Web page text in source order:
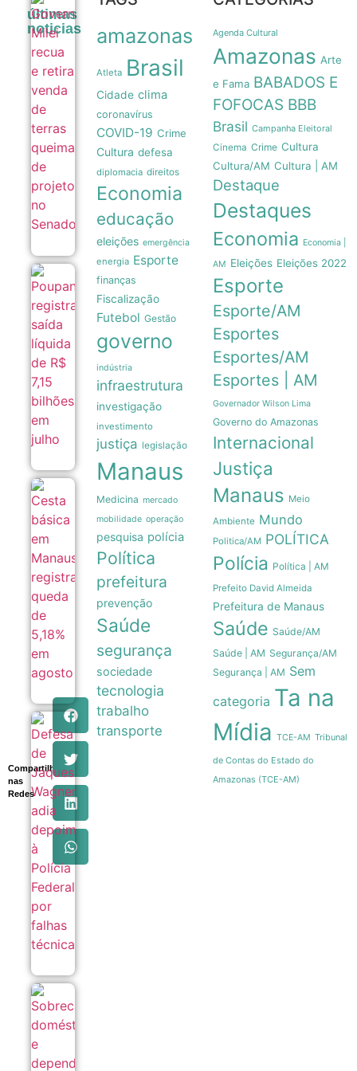
Compartilhe
nas
Redes
últimas
noticias
Governo
e retira
venda de
queimadas
no Senado
Poupança
saída
líquida de
bilhões
em julho
07/08
básica
em
registra
queda
5,18%
agosto
07/08
Defesa de
Jaques
depoimento
à Polícia
falhas
técnicas
amazonas
Atleta Brasil
Cidade clima
coronavírus
COVID-19 Crime
Cultura defesa
diplomacia direitos
Economia
educação
eleições emergência
energia Esporte
finanças
Fiscalização
Futebol Gestão
governo
indústria
infraestrutura
investigação
investimento
justiça legislação
Manaus
Medicina mercado
mobilidade operação
pesquisa polícia
Política
prefeitura
prevenção
Saúde
segurança
sociedade
tecnologia
trabalho
transporte
Agenda Cultural
Amazonas Arte
e Fama BABADOS E
FOFOCAS BBB
Brasil Campanha Eleitoral
Cinema Crime Cultura
Cultura/AM Cultura | AM
Destaque
Destaques
Economia Economia |
AM Eleições Eleições 2022
Esporte
Esporte/AM
Esportes
Esportes/AM
Esportes | AM
Governador Wilson Lima
Governo do Amazonas
Internacional
Justiça
Manaus Meio
Ambiente Mundo
Politica/AM POLÍTICA
Polícia Política | AM
Prefeito David Almeida
Prefeitura de Manaus
Saúde Saúde/AM
Saúde | AM Segurança/AM
Segurança | AM Sem
categoria Ta na
Mídia TCE-AM Tribunal
de Contas do Estado do
Amazonas (TCE-AM)